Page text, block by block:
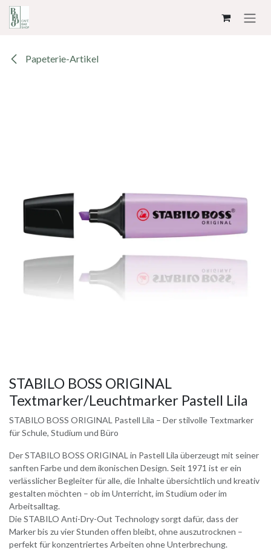
Papeterie-Artikel
STABILO BOSS ORIGINAL
Textmarker/Leuchtmarker Pastell Lila
STABILO BOSS ORIGINAL Pastell Lila – Der stilvolle Textmarker
für Schule, Studium und Büro
Der STABILO BOSS ORIGINAL in Pastell Lila überzeugt mit seiner
sanften Farbe und dem ikonischen Design. Seit 1971 ist er ein
verlässlicher Begleiter für alle, die Inhalte übersichtlich und kreativ
gestalten möchten – ob im Unterricht, im Studium oder im
Arbeitsalltag.
Die STABILO Anti-Dry-Out Technology sorgt dafür, dass der
Marker bis zu vier Stunden offen bleibt, ohne auszutrocknen –
perfekt für konzentriertes Arbeiten ohne Unterbrechung.